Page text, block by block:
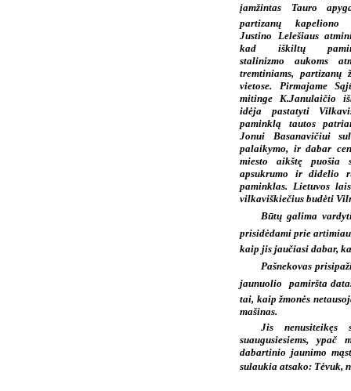
įamžintas Tauro
partizanų kapeliono
Justino Lelešiaus
kad iškiltų
stalinizmo aukoms
tremtiniams, partizanų
vietose. Pirmajame
mitinge K.Janulaičio
idėja pastatyti
paminklą tautos
Jonui Basanavičiui
palaikymo, ir dabar
miesto aikštę puošia
apsukrumo ir didelio
paminklas. Lietuvos
vilkaviškiečius budėti
Būtų galima
prisidėdami prie
kaip jis jaučiasi dabar,
Pašnekovas
jaunuolio  pamiršta
tai, kaip žmonės
mašinas.
Jis nenusiteikęs
suaugusiesiems,
dabartinio jaunimo
sulaukia atsako: Tėvuk,